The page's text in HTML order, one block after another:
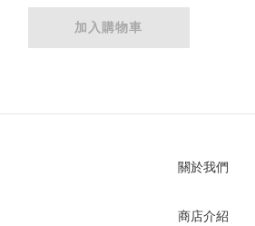
南》
加入購物車
關於我們
商店介紹